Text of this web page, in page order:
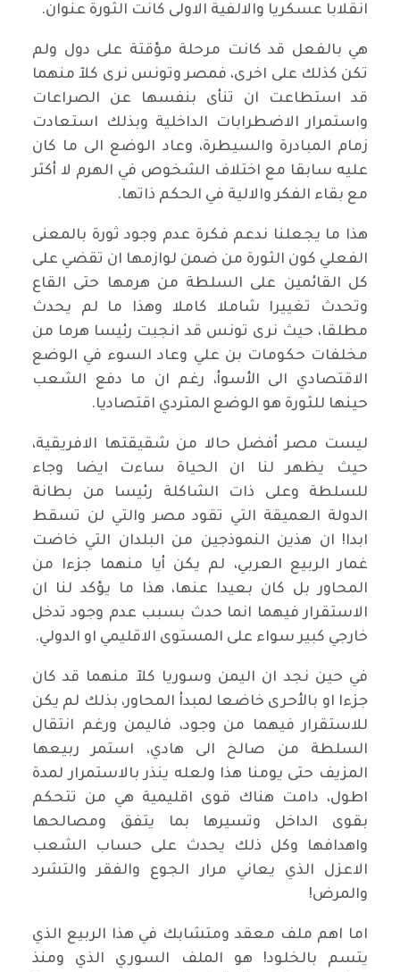
انقلابا عسكريا والالفية الاولى كانت الثورة عنوان.
هي بالفعل قد كانت مرحلة مؤقتة على دول ولم
تكن كذلك على اخرى، فمصر وتونس نرى كلآ منهما
قد استطاعت ان تنأى بنفسها عن الصراعات
واستمرار الاضطرابات الداخلية وبذلك استعادت
زمام المبادرة والسيطرة، وعاد الوضع الى ما كان
عليه سابقا مع اختلاف الشخوص في الهرم لا أكثر
مع بقاء الفكر والالية في الحكم ذاتها.
هذا ما يجعلنا ندعم فكرة عدم وجود ثورة بالمعنى
الفعلي كون الثورة من ضمن لوازمها ان تقضي على
كل القائمين على السلطة من هرمها حتى القاع
وتحدث تغييرا شاملا كاملا وهذا ما لم يحدث
مطلقا، حيث نرى تونس قد انجبت رئيسا هرما من
مخلفات حكومات بن علي وعاد السوء في الوضع
الاقتصادي الى الأسوأ، رغم ان ما دفع الشعب
حينها للثورة هو الوضع المتردي اقتصاديا.
ليست مصر أفضل حالا من شقيقتها الافريقية،
حيث يظهر لنا ان الحياة ساءت ايضا وجاء
للسلطة وعلى ذات الشاكلة رئيسا من بطانة
الدولة العميقة التي تقود مصر والتي لن تسقط
ابدا! ان هذين النموذجين من البلدان التي خاضت
غمار الربيع العربي، لم يكن أيا منهما جزءا من
المحاور بل كان بعيدا عنها، هذا ما يؤكد لنا ان
الاستقرار فيهما انما حدث بسبب عدم وجود تدخل
خارجي كبير سواء على المستوى الاقليمي او الدولي.
في حين نجد ان اليمن وسوريا كلآ منهما قد كان
جزءا او بالأحرى خاضعا لمبدأ المحاور، بذلك لم يكن
للاستقرار فيهما من وجود، فاليمن ورغم انتقال
السلطة من صالح الى هادي، استمر ربيعها
المزيف حتى يومنا هذا ولعله ينذر بالاستمرار لمدة
اطول، دامت هناك قوى اقليمية هي من تتحكم
بقوى الداخل وتسيرها بما يتفق ومصالحها
واهدافها وكل ذلك يحدث على حساب الشعب
الاعزل الذي يعاني مرار الجوع والفقر والتشرد
والمرض!
اما اهم ملف معقد ومتشابك في هذا الربيع الذي
يتسم بالخلود! هو الملف السوري الذي ومنذ